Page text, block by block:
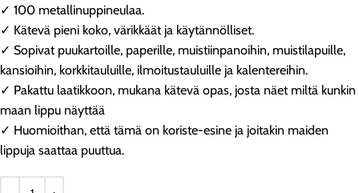
✓ 100 metallinuppineulaa.
✓ Kätevä pieni koko, värikkäät ja käytännölliset.
✓ Sopivat puukartoille, paperille, muistiinpanoihin, muistilapuille,
kansioihin, korkkitauluille, ilmoitustauluille ja kalentereihin.
✓ Pakattu laatikkoon, mukana kätevä opas, josta näet miltä kunkin
maan lippu näyttää
✓ Huomioithan, että tämä on koriste-esine ja joitakin maiden
lippuja saattaa puuttua.